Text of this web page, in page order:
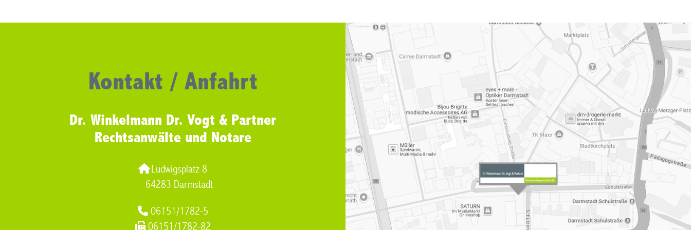
Kontakt / Anfahrt
Dr. Winkelmann Dr. Vogt & Partner
Rechtsanwälte und Notare
Ludwigsplatz 8
64283 Darmstadt
06151/1782-5
06151/1782-82